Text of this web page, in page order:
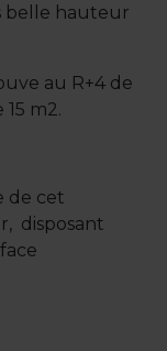
belle hauteur
au R+4 de
m2.
de cet
disposant